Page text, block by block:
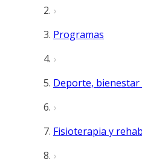
Programas
Deporte, bienestar
Fisioterapia y